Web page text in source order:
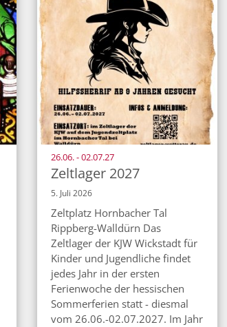
26.06. - 02.07.27:
Zeltlager 2027
5. Juli 2026
Zeltplatz Hornbacher Tal
Rippberg-Walldürn Das
Zeltlager der KJW Wickstadt für
Kinder und Jugendliche findet
jedes Jahr in der ersten
Ferienwoche der hessischen
Sommerferien statt - diesmal
vom 26.06.-02.07.2027. Im Jahr